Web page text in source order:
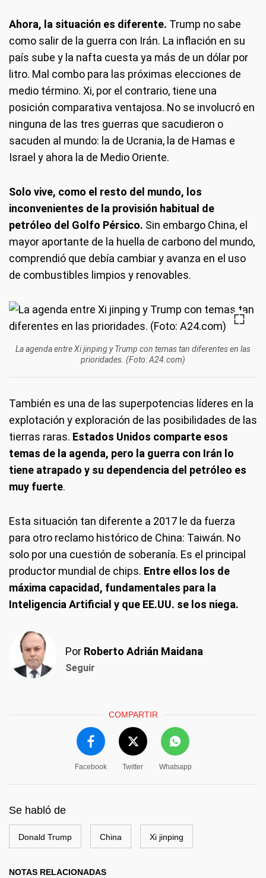
Ahora, la situación es diferente. Trump no sabe
como salir de la guerra con Irán. La inflación en su
país sube y la nafta cuesta ya más de un dólar por
litro. Mal combo para las próximas elecciones de
medio término. Xi, por el contrario, tiene una
posición comparativa ventajosa. No se involucró en
ninguna de las tres guerras que sacudieron o
sacuden al mundo: la de Ucrania, la de Hamas e
Israel y ahora la de Medio Oriente.
Solo vive, como el resto del mundo, los
inconvenientes de la provisión habitual de
petróleo del Golfo Pérsico. Sin embargo China, el
mayor aportante de la huella de carbono del mundo,
comprendió que debía cambiar y avanza en el uso
de combustibles limpios y renovables.
La agenda entre Xi jinping y Trump con temas tan diferentes en las
prioridades. (Foto: A24.com)
También es una de las superpotencias líderes en la
explotación y exploración de las posibilidades de las
tierras raras. Estados Unidos comparte esos
temas de la agenda, pero la guerra con Irán lo
tiene atrapado y su dependencia del petróleo es
muy fuerte.
Esta situación tan diferente a 2017 le da fuerza
para otro reclamo histórico de China: Taiwán. No
solo por una cuestión de soberanía. Es el principal
productor mundial de chips. Entre ellos los de
máxima capacidad, fundamentales para la
Inteligencia Artificial y que EE.UU. se los niega.
Por Roberto Adrián Maidana
Seguir
COMPARTIR
Facebook Twitter Whatsapp
Se habló de
Donald Trump China Xi jinping
NOTAS RELACIONADAS